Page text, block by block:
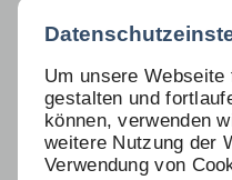
Um unsere
gestalten und
können, verwenden
weitere Nutzung der
Verwendung von
Weiterlesen …
Zum Tod
Cuypers